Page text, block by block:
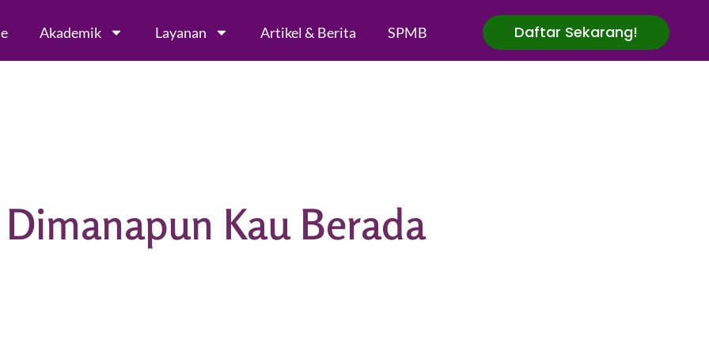
Akademik Layanan Artikel & Berita SPMB Daftar Sekarang!
Kau Berada